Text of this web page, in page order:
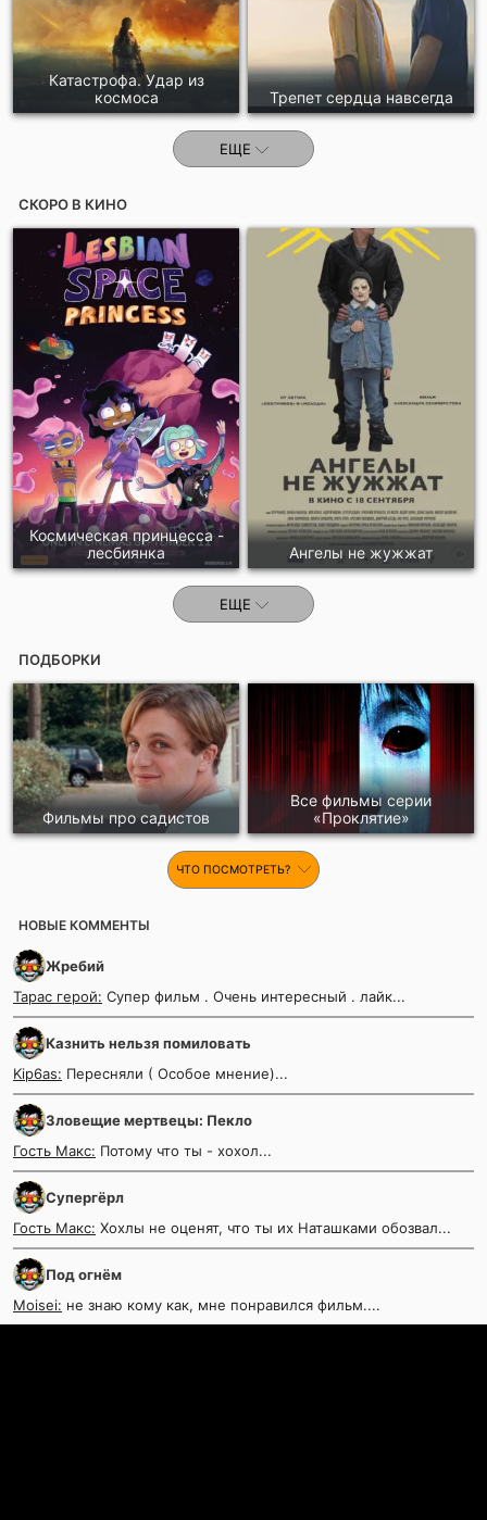
Катастрофа. Удар из
космоса
Трепет сердца навсегда
ЕЩЕ
СКОРО В КИНО
Космическая принцесса -
лесбиянка
Ангелы не жужжат
ЕЩЕ
ПОДБОРКИ
Фильмы про садистов
Все фильмы серии
«Проклятие»
ЧТО ПОСМОТРЕТЬ?
НОВЫЕ КОММЕНТЫ
Жребий
Тарас герой: Супер фильм . Очень интересный . лайк...
Казнить нельзя помиловать
Kip6as: Пересняли ( Особое мнение)...
Зловещие мертвецы: Пекло
Гость Макс: Потому что ты - хохол...
Супергёрл
Гость Макс: Хохлы не оценят, что ты их Наташками обозвал...
Под огнём
Moisei: не знаю кому как, мне понравился фильм....